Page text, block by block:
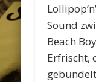
Sound
Beach
Erfrischt,